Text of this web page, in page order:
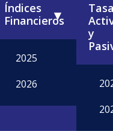
Índices
Financieros
2025
2026
y